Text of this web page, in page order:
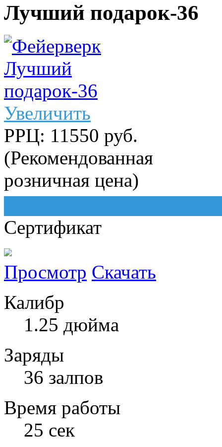
Лучший подарок-36
Увеличить
РРЦ: 11550 руб.
(Рекомендованная
розничная цена)
Сертификат
Просмотр Скачать
Калибр
1.25 дюйма
Заряды
36 залпов
Время работы
25 сек